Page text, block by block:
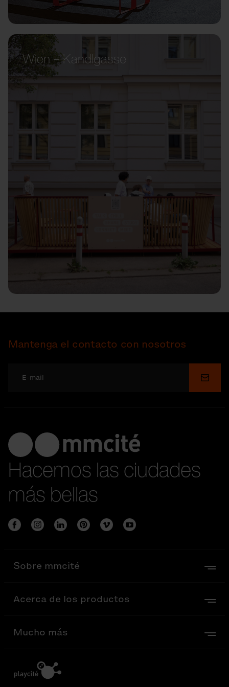
Wien – Kandlgasse
Mantenga el contacto con nosotros
Enviar
Hacemos las ciudades
más bellas
Sobre mmcité
Acerca de los productos
Mucho más